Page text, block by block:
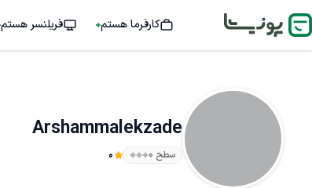
کارفرما هستم فریلنسر هستم
Arshammalekzade
سطح ۰ 0